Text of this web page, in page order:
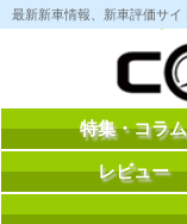
コ
ン
へ
最新新車情報、新車評価サ
特集・コラム
レビュー